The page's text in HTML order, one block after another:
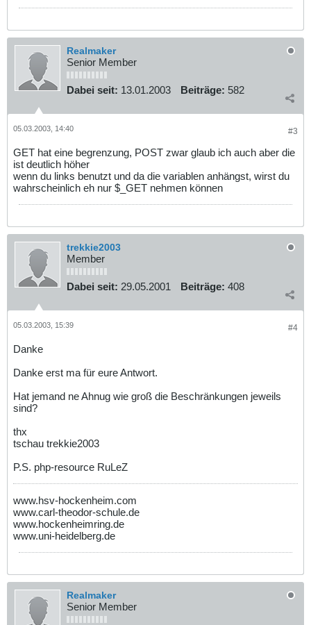
Realmaker
Senior Member
Dabei seit: 13.01.2003 Beiträge: 582
#3
05.03.2003, 14:40
GET hat eine begrenzung, POST zwar glaub ich auch aber die
ist deutlich höher
wenn du links benutzt und da die variablen anhängst, wirst du
wahrscheinlich eh nur $_GET nehmen können
trekkie2003
Member
Dabei seit: 29.05.2001 Beiträge: 408
#4
05.03.2003, 15:39
Danke
Danke erst ma für eure Antwort.
Hat jemand ne Ahnug wie groß die Beschränkungen jeweils
sind?
thx
tschau trekkie2003
P.S. php-resource RuLeZ
www.hsv-hockenheim.com
www.carl-theodor-schule.de
www.hockenheimring.de
www.uni-heidelberg.de
Realmaker
Senior Member